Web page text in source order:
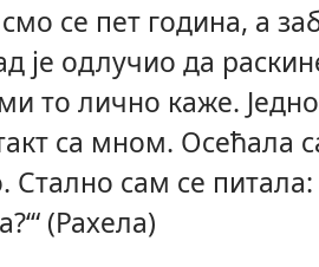
се пет година, а
је одлучио да
то лично каже.
са мном. Осећала
сам се питала:
(Рахела)